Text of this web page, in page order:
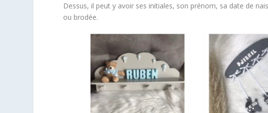
Dessus, il peut y avoir ses initiales, son prénom, sa date de
ou brodée.